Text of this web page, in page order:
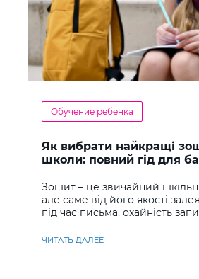
Обучение ребенка
Як вибрати найкращі
школи: повний гід для
Зошит – це звичайний
але саме від його якості
під час письма, охайність
ЧИТАТЬ ДАЛЕЕ